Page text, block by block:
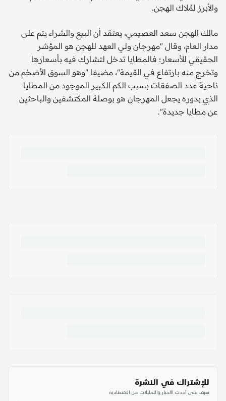
والأبرز لمُلاك الهجن.
مالك الهجن سعد العصيمي، يعتقد أن البيع والشراء يتم على
مدار العام، وقال "مهرجان ولي العهد للهجن هو المؤشر
الحقيقي للأسعار؛ فالمطايا تدخل لتشارك فيه بأسعارها
وتخرج منه بارتفاع في القيمة"، مضيفا "وهو السوق الأضخم من
ناحية عدد الصفقات بسبب الكم الكبير الموجود من المطايا
الذي بدوره يجعل المهرجان هو بوصلة المكتشفين والباحثين
عن مطايا جديدة".
للإشتراك في النشرة
تعرف على أحدث الأخبار والتحليلات من الاقتصادية